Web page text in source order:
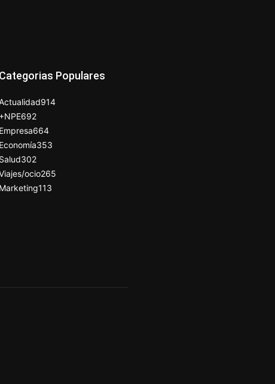
Categorias Populares
914
+NPE692
Empresa664
Economía353
Salud302
ocio265
Marketing113